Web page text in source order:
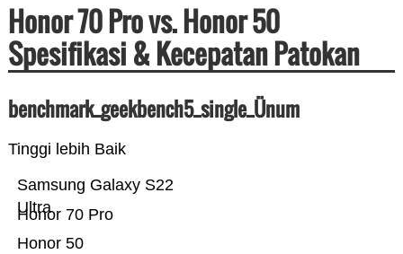
Honor 70 Pro vs. Honor 50
Spesifikasi & Kecepatan Patokan
benchmark_geekbench5_single_Ünum
Tinggi lebih Baik
Honor 50
Honor 70 Pro
Samsung Galaxy S22
Ultra